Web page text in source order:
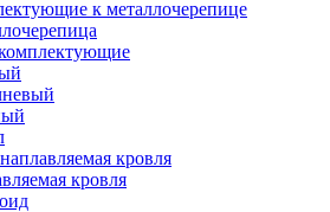
к металлочерепице
кровля
кровля